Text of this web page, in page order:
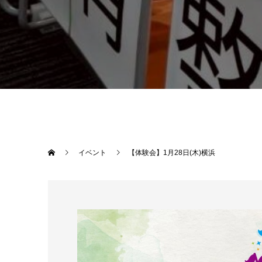
イベント 【体験会】1月28日(木)横浜